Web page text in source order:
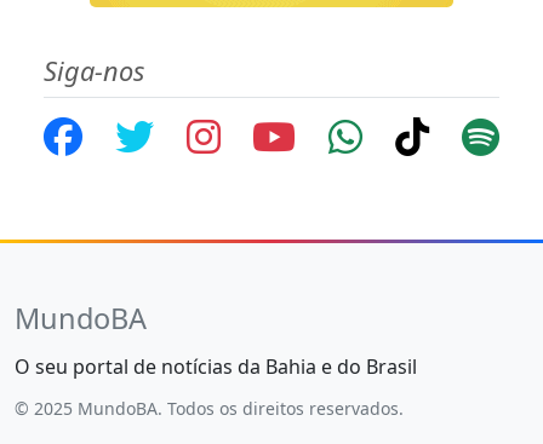
Siga-nos
MundoBA
O seu portal de notícias da Bahia e do Brasil
© 2025 MundoBA. Todos os direitos reservados.